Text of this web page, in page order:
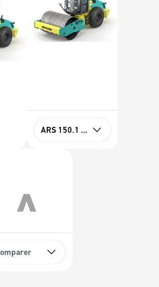
ARS 150.1 Open Stage IIIA